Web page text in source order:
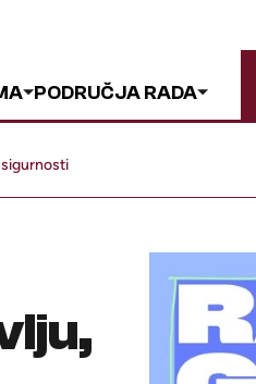
PODRUČJA RADA